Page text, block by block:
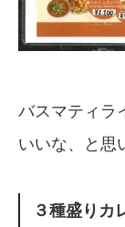
バスマティラ
いいな、と思
３種盛りカ